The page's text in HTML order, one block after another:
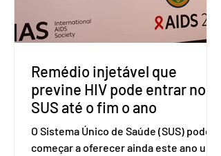
incompatíveis com as obrigações
assumidas pelos Estados Unid
Remédio injetável que
previne HIV pode entrar no
SUS até o fim o ano
O Sistema Único de Saúde (SUS) pode
começar a oferecer ainda este ano uma